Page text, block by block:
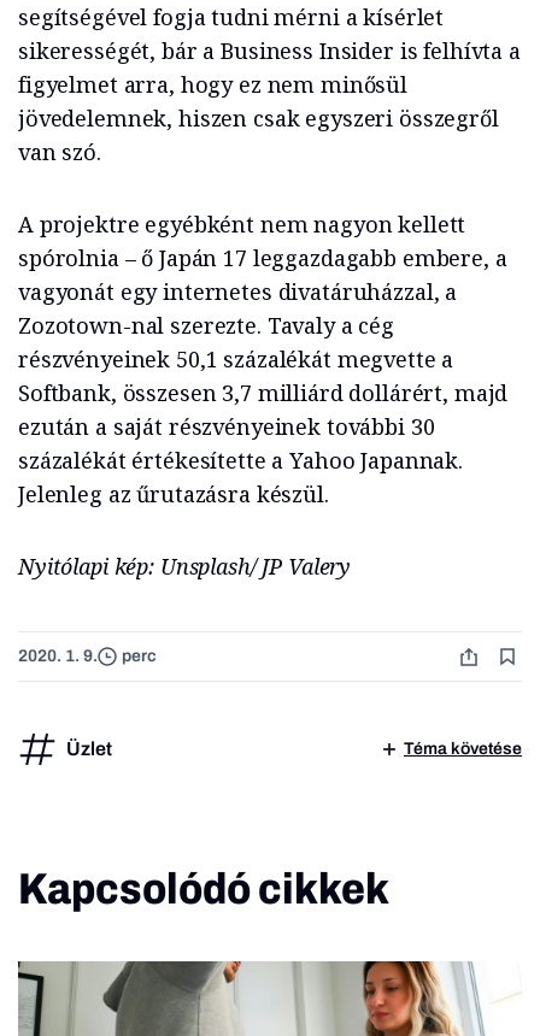
segítségével fogja tudni mérni a kísérlet
sikerességét, bár a Business Insider is felhívta a
figyelmet arra, hogy ez nem minősül
jövedelemnek, hiszen csak egyszeri összegről
van szó.
A projektre egyébként nem nagyon kellett
spórolnia – ő Japán 17 leggazdagabb embere, a
vagyonát egy internetes divatáruházzal, a
Zozotown-nal szerezte. Tavaly a cég
részvényeinek 50,1 százalékát megvette a
Softbank, összesen 3,7 milliárd dollárért, majd
ezután a saját részvényeinek további 30
százalékát értékesítette a Yahoo Japannak.
Jelenleg az űrutazásra készül.
Nyitólapi kép: Unsplash/ JP Valery
2020. 1. 9. perc
Üzlet Téma követése
Kapcsolódó cikkek